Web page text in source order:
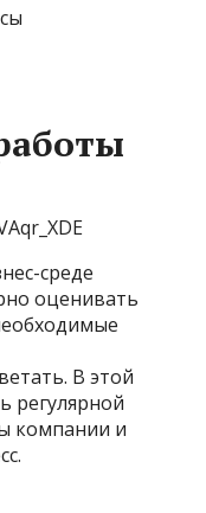
среде
оценивать
В этой
регулярной
компании и